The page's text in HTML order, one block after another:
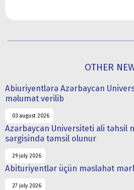
OTHER
Abiuriyentlərə Azərbaycan
məlumat verilib
03 august 2026
Azərbaycan Universiteti ali təhsil
sərgisində təmsil olunur
29 july 2026
Abituriyentlər üçün məsləhət
27 july 2026